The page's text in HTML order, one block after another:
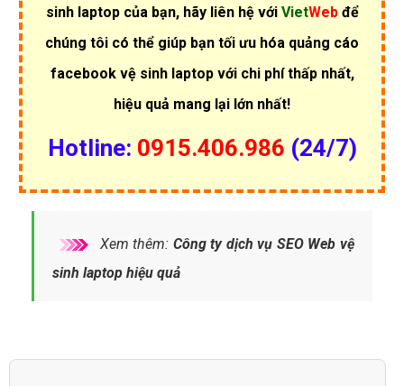
sinh laptop của bạn, hãy liên hệ với VietWebđể
chúng tôi có thể giúp bạn tối ưu hóa quảng cáo
facebook vệ sinh laptop với chi phí thấp nhất,
hiệu quả mang lại lớn nhất!
Hotline: 0915.406.986 (24/7)
Xem thêm: Công ty dịch vụ SEO Web vệ
sinh laptop hiệu quả